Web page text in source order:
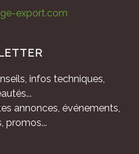
export.com
infos techniques,
annonces, événements,
promos...